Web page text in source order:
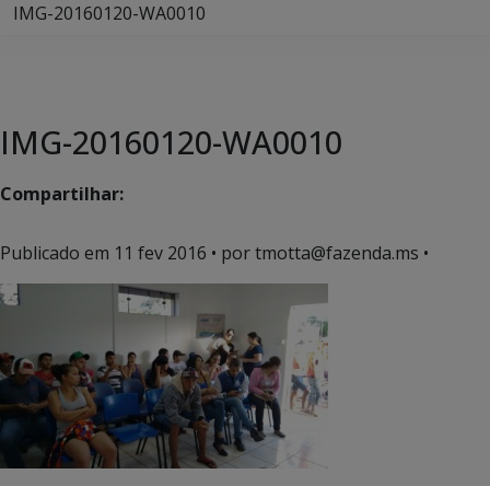
IMG-20160120-WA0010
IMG-20160120-WA0010
Compartilhar:
Publicado em 11 fev 2016 • por tmotta@fazenda.ms •